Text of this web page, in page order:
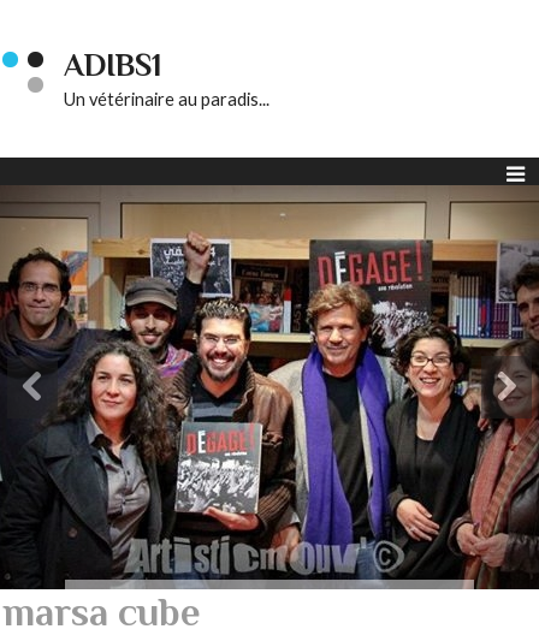
ADIBS1
Un vétérinaire au paradis...
marsa cube